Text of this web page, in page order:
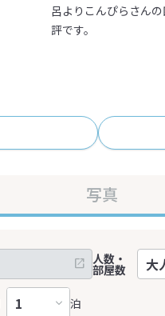
呂よりこんぴらさん
評です。
写真
泊
人数・
部屋数